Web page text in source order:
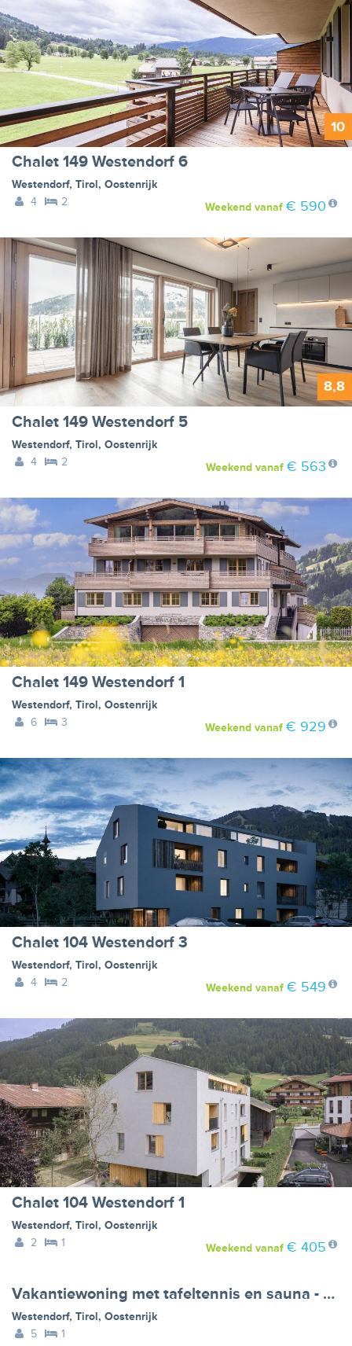
10
Chalet 149 Westendorf 6
Westendorf, Tirol, Oostenrijk
4
2 Weekendvanaf € 590
8,8
Chalet 149 Westendorf 5
Westendorf, Tirol, Oostenrijk
4
2 Weekendvanaf € 563
Chalet 149 Westendorf 1
Westendorf, Tirol, Oostenrijk
6
3 Weekendvanaf € 929
Chalet 104 Westendorf 3
Westendorf, Tirol, Oostenrijk
4
2 Weekendvanaf € 549
Chalet 104 Westendorf 1
Westendorf, Tirol, Oostenrijk
2
1 Weekendvanaf € 405
Vakantiewoning met tafeltennis en sauna - VW-87XMX
Westendorf, Tirol, Oostenrijk
5
1